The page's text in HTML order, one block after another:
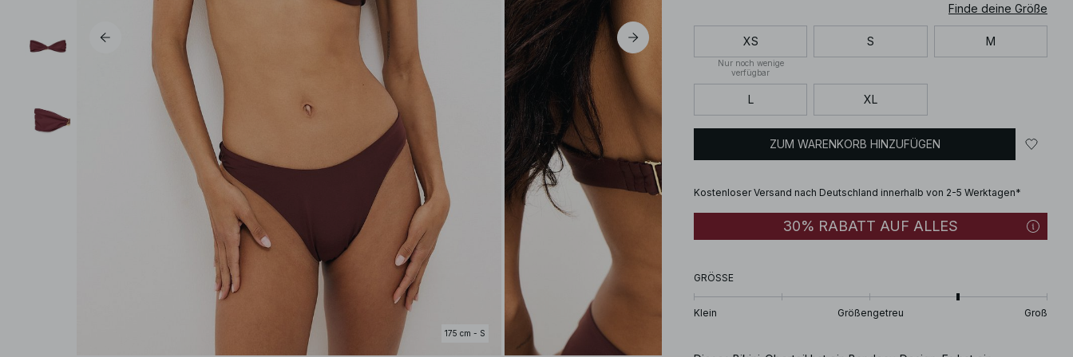
175 cm - S
Finde deine Größe
XS
Nur noch wenige
verfügbar
S M
L XL
ZUM WARENKORB HINZUFÜGEN
Kostenloser Versand nach Deutschland innerhalb von 2-5 Werktagen*
30% RABATT AUF ALLES
GRÖSSE
Klein Größengetreu Groß